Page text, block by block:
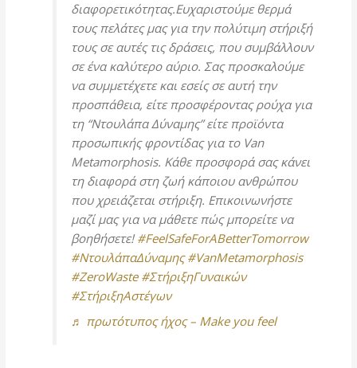
διαφορετικότητας.Ευχαριστούμε θερμά
τους πελάτες μας για την πολύτιμη στήριξή
τους σε αυτές τις δράσεις, που συμβάλλουν
σε ένα καλύτερο αύριο. Σας προσκαλούμε
να συμμετέχετε και εσείς σε αυτή την
προσπάθεια, είτε προσφέροντας ρούχα για
τη “Ντουλάπα Δύναμης” είτε προϊόντα
προσωπικής φροντίδας για το Van
Metamorphosis. Κάθε προσφορά σας κάνει
τη διαφορά στη ζωή κάποιου ανθρώπου
που χρειάζεται στήριξη. Επικοινωνήστε
μαζί μας για να μάθετε πώς μπορείτε να
βοηθήσετε!#FeelSafeForABetterTomorrow
#ΝτουλάπαΔύναμης #VanMetamorphosis
#ZeroWaste #ΣτήριξηΓυναικών
#ΣτήριξηΑστέγων
♬ πρωτότυπος ήχος – Make you feel